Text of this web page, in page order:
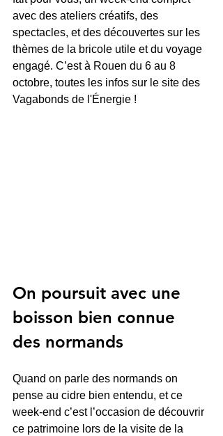
avec des ateliers créatifs, des
spectacles, et des découvertes sur les
thèmes de la bricole utile et du voyage
engagé. C’est à Rouen du 6 au 8
octobre, toutes les infos sur le site des
Vagabonds de l'Énergie !
On poursuit avec une
boisson bien connue
des normands
Quand on parle des normands on
pense au cidre bien entendu, et ce
week-end c’est l’occasion de découvrir
ce patrimoine lors de la visite de la